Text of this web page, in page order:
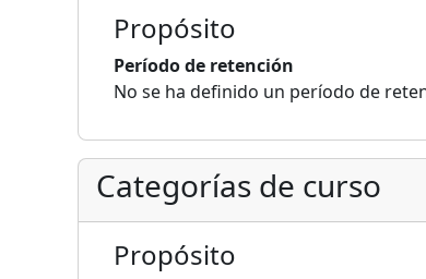
Propósito
Período de retención
No se ha definido un período de
Categorías de curso
Propósito